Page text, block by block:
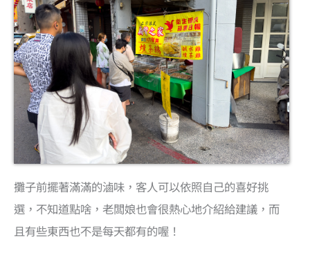
攤子前擺著滿滿的滷味，客人可以依照自己的喜好挑
選，不知道點啥，老闆娘也會很熱心地介紹給建議，而
且有些東西也不是每天都有的喔！